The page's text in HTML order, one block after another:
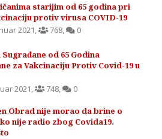
starijim od 65 godina pri
protiv virusa COVID-19
2021, 768, 0
od 65 Godina
za Vakcinaciju Protiv Covid-19 u
2021, 748, 0
Obrad nije morao da brine o
nije radio zbog Covida19.